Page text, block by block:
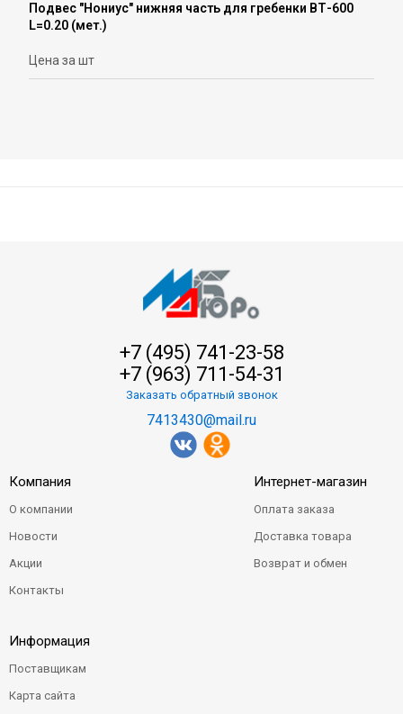
Подвес "Нониус" нижняя часть для гребенки ВТ-600
L=0.20 (мет.)
Цена за шт
+7 (495) 741-23-58
+7 (963) 711-54-31
Заказать обратный звонок
7413430@mail.ru
Компания
О компании
Новости
Акции
Контакты
Интернет-магазин
Оплата заказа
Доставка товара
Возврат и обмен
Информация
Поставщикам
Карта сайта